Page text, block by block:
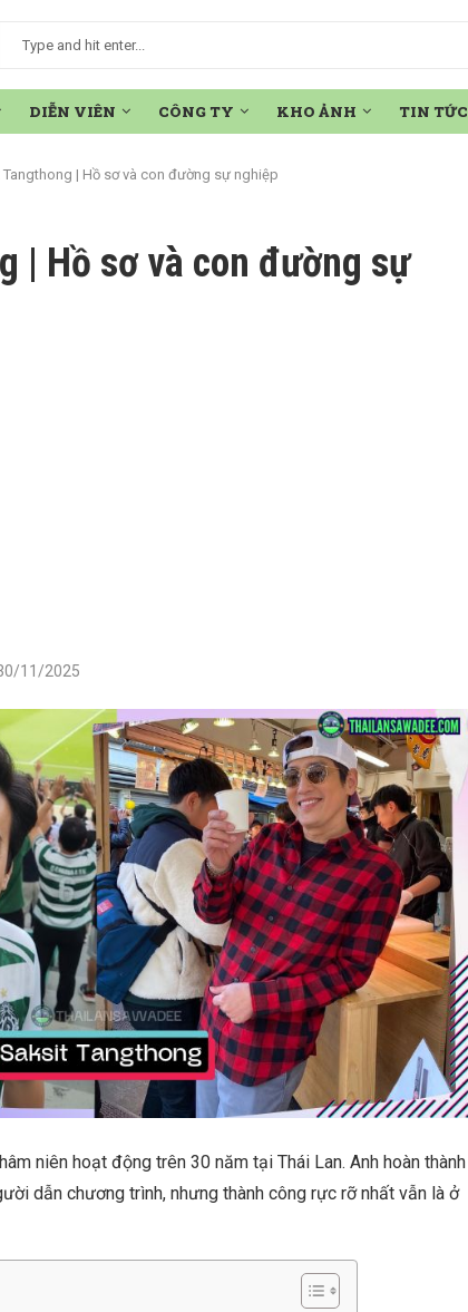
DIỄN VIÊN CÔNG TY KHO ẢNH TIN TỨC
| Hồ sơ và con đường sự nghiệp
| Hồ sơ và con đường sự
11/2025
niên hoạt động trên 30 năm tại Thái Lan. Anh hoàn thành
dẫn chương trình, nhưng thành công rực rỡ nhất vẫn là ở